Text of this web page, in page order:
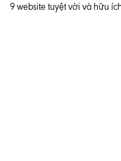
9 website tuyệt vời và hữu